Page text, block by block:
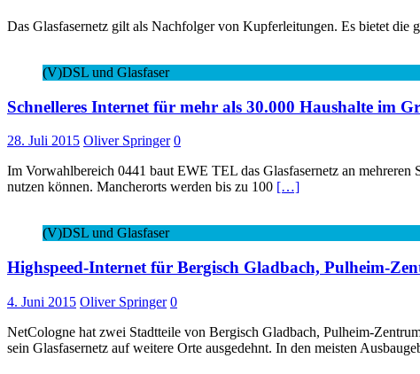
Das Glasfasernetz gilt als Nachfolger von Kupferleitungen. Es bietet die
(V)DSL und Glasfaser
Schnelleres Internet für mehr als 30.000 Haushalte im
28. Juli 2015 Oliver Springer 0
Im Vorwahlbereich 0441 baut EWE TEL das Glasfasernetz an
nutzen können. Mancherorts werden bis zu 100 […]
(V)DSL und Glasfaser
Highspeed-Internet für Bergisch Gladbach, Pulheim-
4. Juni 2015 Oliver Springer 0
NetCologne hat zwei Stadtteile von Bergisch Gladbach, Pulheim-
sein Glasfasernetz auf weitere Orte ausgedehnt. In den meisten